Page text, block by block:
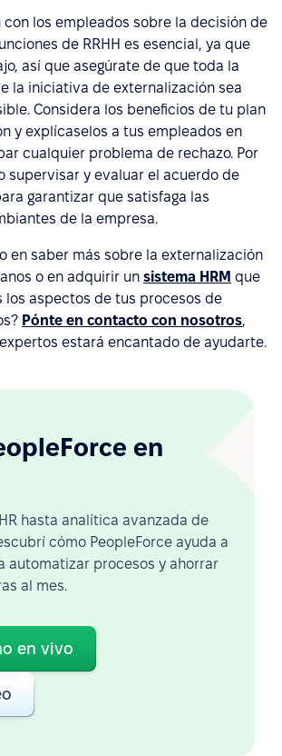
con los empleados sobre la decisión de
de RRHH es esencial, ya que
así que asegúrate de que toda la
la iniciativa de externalización sea
Considera los beneficios de tu plan
y explícaselos a tus empleados en
cualquier problema de rechazo. Por
supervisar y evaluar el acuerdo de
garantizar que satisfaga las
de la empresa.
en saber más sobre la externalización
o en adquirir un sistema HRM que
los aspectos de tus procesos de
Pónte en contacto con nosotros,
estará encantado de ayudarte.
en
hasta analítica avanzada de
cómo PeopleForce ayuda a
automatizar procesos y ahorrar
al mes.
en vivo